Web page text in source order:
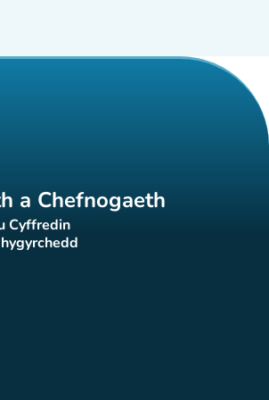
a Chefnogaeth
Cyffredin
newydd)
(tab newydd)